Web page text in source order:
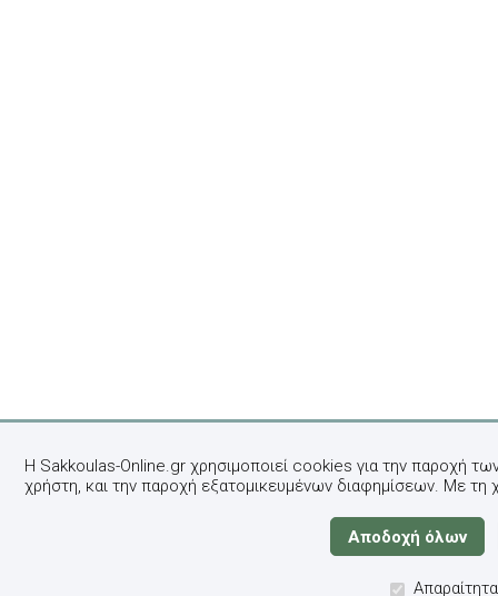
Η Sakkoulas-Online.gr χρησιμοποιεί cookies για την παροχή
χρήστη, και την παροχή εξατομικευμένων διαφημίσεων. Με